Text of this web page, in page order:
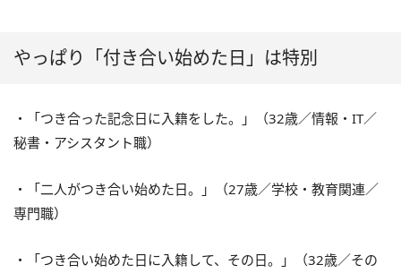
やっぱり「付き合い始めた日」は特別
・「つき合った記念日に入籍をした。」（32歳／情報・IT／
秘書・アシスタント職）
・「二人がつき合い始めた日。」（27歳／学校・教育関連／
専門職）
・「つき合い始めた日に入籍して、その日。」（32歳／その